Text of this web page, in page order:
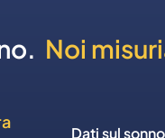
Noi
Dati sul sonno